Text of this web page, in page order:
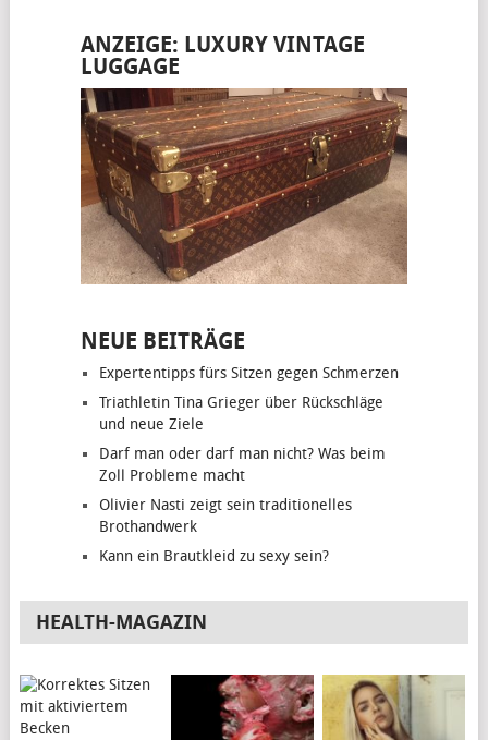
ANZEIGE: LUXURY VINTAGE
LUGGAGE
NEUE BEITRÄGE
Expertentipps fürs Sitzen gegen Schmerzen
Triathletin Tina Grieger über Rückschläge
und neue Ziele
Darf man oder darf man nicht? Was beim
Zoll Probleme macht
Olivier Nasti zeigt sein traditionelles
Brothandwerk
Kann ein Brautkleid zu sexy sein?
HEALTH-MAGAZIN